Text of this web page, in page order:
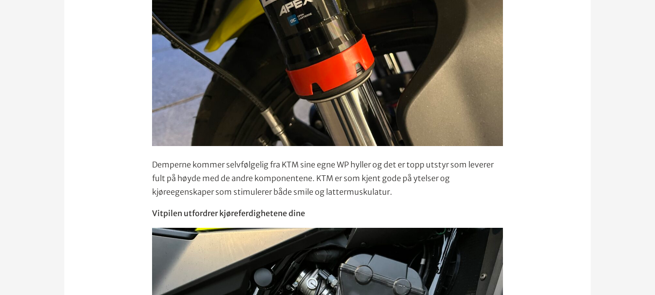
Demperne kommer selvfølgelig fra KTM sine egne WP hyller og det er topp utstyr som leverer
fult på høyde med de andre komponentene. KTM er som kjent gode på ytelser og
kjøreegenskaper som stimulerer både smile og lattermuskulatur.
Vitpilen utfordrer kjøreferdighetene dine